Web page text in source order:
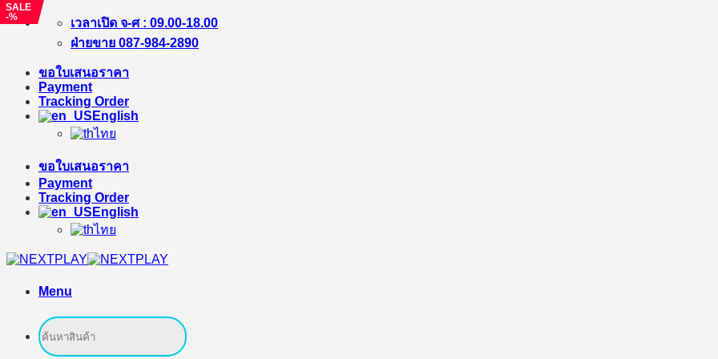
Skip
เวลาเปิด จ-ศ : 09.00-18.00
ฝ่ายขาย 087-984-2890
ขอใบเสนอราคา
Payment
Tracking Order
English
ไทย
ขอใบเสนอราคา
Payment
Tracking Order
English
ไทย
Menu
Search
for:
SALE
-%
SALE
-%